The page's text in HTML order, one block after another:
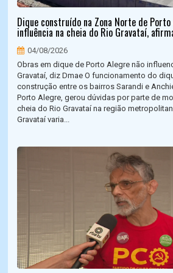
Dique construído na Zona Norte de
influência na cheia do Rio Gravataí,
04/08/2026
Obras em dique de Porto Alegre não
Gravataí, diz Dmae O funcionamento do
construção entre os bairros Sarandi e
Porto Alegre, gerou dúvidas por parte de
cheia do Rio Gravataí na região
Gravataí varia...